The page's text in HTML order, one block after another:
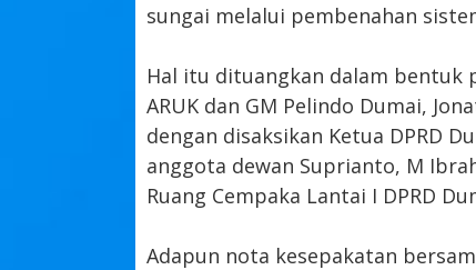
sungai melalui pembenahan
Hal itu dituangkan dalam bentuk
ARUK dan GM Pelindo Dumai,
dengan disaksikan Ketua DPRD
anggota dewan Suprianto, M
Ruang Cempaka Lantai I DPRD
Adapun nota kesepakatan